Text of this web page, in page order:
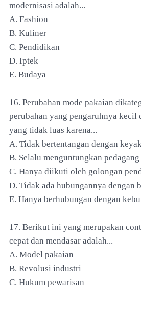
modernisasi adalah...
A. Fashion
B. Kuliner
C. Pendidikan
D. Iptek
E. Budaya
16. Perubahan mode pakaian
perubahan yang pengaruhnya kecil
yang tidak luas karena...
A. Tidak bertentangan dengan
B. Selalu menguntungkan
C. Hanya diikuti oleh golongan
D. Tidak ada hubungannya dengan
E. Hanya berhubungan dengan
17. Berikut ini yang merupakan
cepat dan mendasar adalah...
A. Model pakaian
B. Revolusi industri
C. Hukum pewarisan